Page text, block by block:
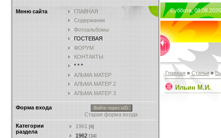
Меню сайта
ГЛАВНАЯ
Содержание
Фотоальбомы
ГОСТЕВАЯ
ФОРУМ
КОНТАКТЫ
* * *
АЛЬМА МАТЕР
АЛЬМА МАТЕР 2
АЛЬМА МАТЕР 3
Форма входа Войти через uID
Старая форма входа
Категории
раздела
1961 [6]
1962 [34]
Суббота,
Главная » Статьи »
Ильин М.И.